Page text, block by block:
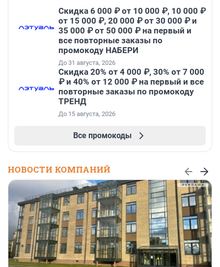
Скидка 6 000 ₽ от 10 000 ₽, 10 000 ₽
от 15 000 ₽, 20 000 ₽ от 30 000 ₽ и
35 000 ₽ от 50 000 ₽ на первый и
все повторные заказы по
промокоду НАБЕРИ
До 31 августа, 2026
Скидка 20% от 4 000 ₽, 30% от 7 000
₽ и 40% от 12 000 ₽ на первый и все
повторные заказы по промокоду
ТРЕНД
До 15 августа, 2026
Все промокоды
НОВОСТИ КОМПАНИЙ